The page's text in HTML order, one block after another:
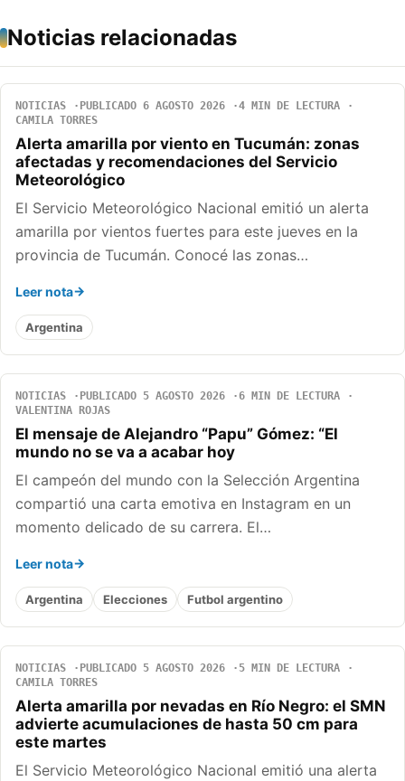
Noticias relacionadas
NOTICIAS PUBLICADO 6 AGOSTO 2026
4 MIN DE LECTURA
CAMILA TORRES
Alerta amarilla por viento en Tucumán: zonas
afectadas y recomendaciones del Servicio
Meteorológico
El Servicio Meteorológico Nacional emitió un alerta
amarilla por vientos fuertes para este jueves en la
provincia de Tucumán. Conocé las zonas…
Leer nota
Argentina
NOTICIAS PUBLICADO 5 AGOSTO 2026
6 MIN DE LECTURA
VALENTINA ROJAS
El mensaje de Alejandro “Papu” Gómez: “El
mundo no se va a acabar hoy
El campeón del mundo con la Selección Argentina
compartió una carta emotiva en Instagram en un
momento delicado de su carrera. El…
Leer nota
Argentina Elecciones Futbol argentino
NOTICIAS PUBLICADO 5 AGOSTO 2026
5 MIN DE LECTURA
CAMILA TORRES
Alerta amarilla por nevadas en Río Negro: el SMN
advierte acumulaciones de hasta 50 cm para
este martes
El Servicio Meteorológico Nacional emitió una alerta